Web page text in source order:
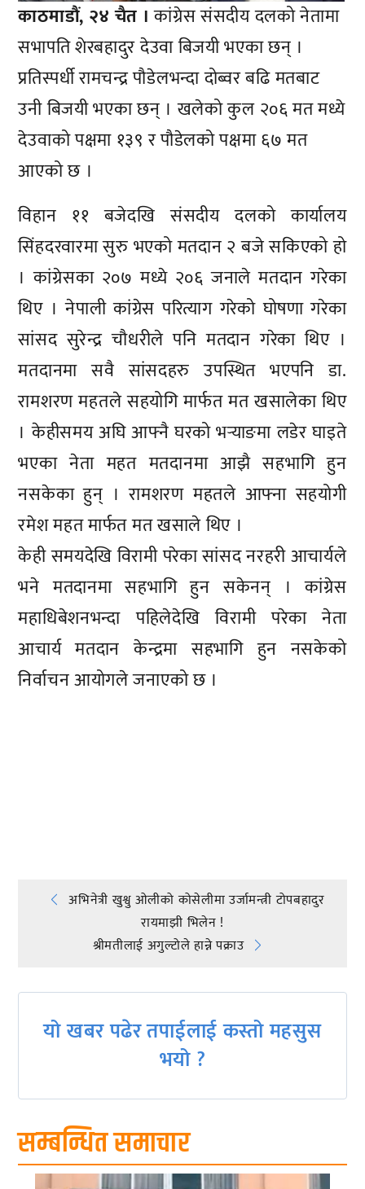
काठमाडौं, २४ चैत ।कांग्रेस संसदीय दलको नेतामा
सभापति शेरबहादुर देउवा बिजयी भएका छन् ।
प्रतिस्पर्धी रामचन्द्र पौडेलभन्दा दोब्वर बढि मतबाट
उनी बिजयी भएका छन् । खलेको कुल २०६ मत मध्ये
देउवाको पक्षमा १३९ र पौडेलको पक्षमा ६७ मत
आएको छ ।
विहान ११ बजेदखि संसदीय दलको कार्यालय
सिंहदरवारमा सुरु भएको मतदान २ बजे सकिएको हो
। कांग्रेसका २०७ मध्ये २०६ जनाले मतदान गरेका
थिए । नेपाली कांग्रेस परित्याग गरेको घोषणा गरेका
सांसद सुरेन्द्र चौधरीले पनि मतदान गरेका थिए ।
मतदानमा सवै सांसदहरु उपस्थित भएपनि डा.
रामशरण महतले सहयोगि मार्फत मत खसालेका थिए
। केहीसमय अघि आफ्नै घरको भर्‍याङमा लडेर घाइते
भएका नेता महत मतदानमा आझै सहभागि हुन
नसकेका हुन् । रामशरण महतले आफ्ना सहयोगी
रमेश महत मार्फत मत खसाले थिए ।
केही समयदेखि विरामी परेका सांसद नरहरी आचार्यले
भने मतदानमा सहभागि हुन सकेनन् । कांग्रेस
महाधिबेशनभन्दा पहिलेदेखि विरामी परेका नेता
आचार्य मतदान केन्द्रमा सहभागि हुन नसकेको
निर्वाचन आयोगले जनाएको छ ।
Post
navigation
अभिनेत्री खुश्वु ओलीको कोसेलीमा उर्जामन्त्री टोपबहादुर
रायमाझी भिलेन !
श्रीमतीलाई अगुल्टोले हान्ने पक्राउ
यो खबर पढेर तपाईलाई कस्तो महसुस
भयो ?
सम्बन्धित समाचार